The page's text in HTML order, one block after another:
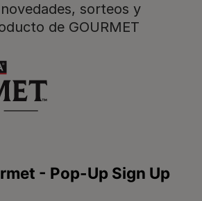
sorteos y
de GOURMET
Contacta
Síguenos